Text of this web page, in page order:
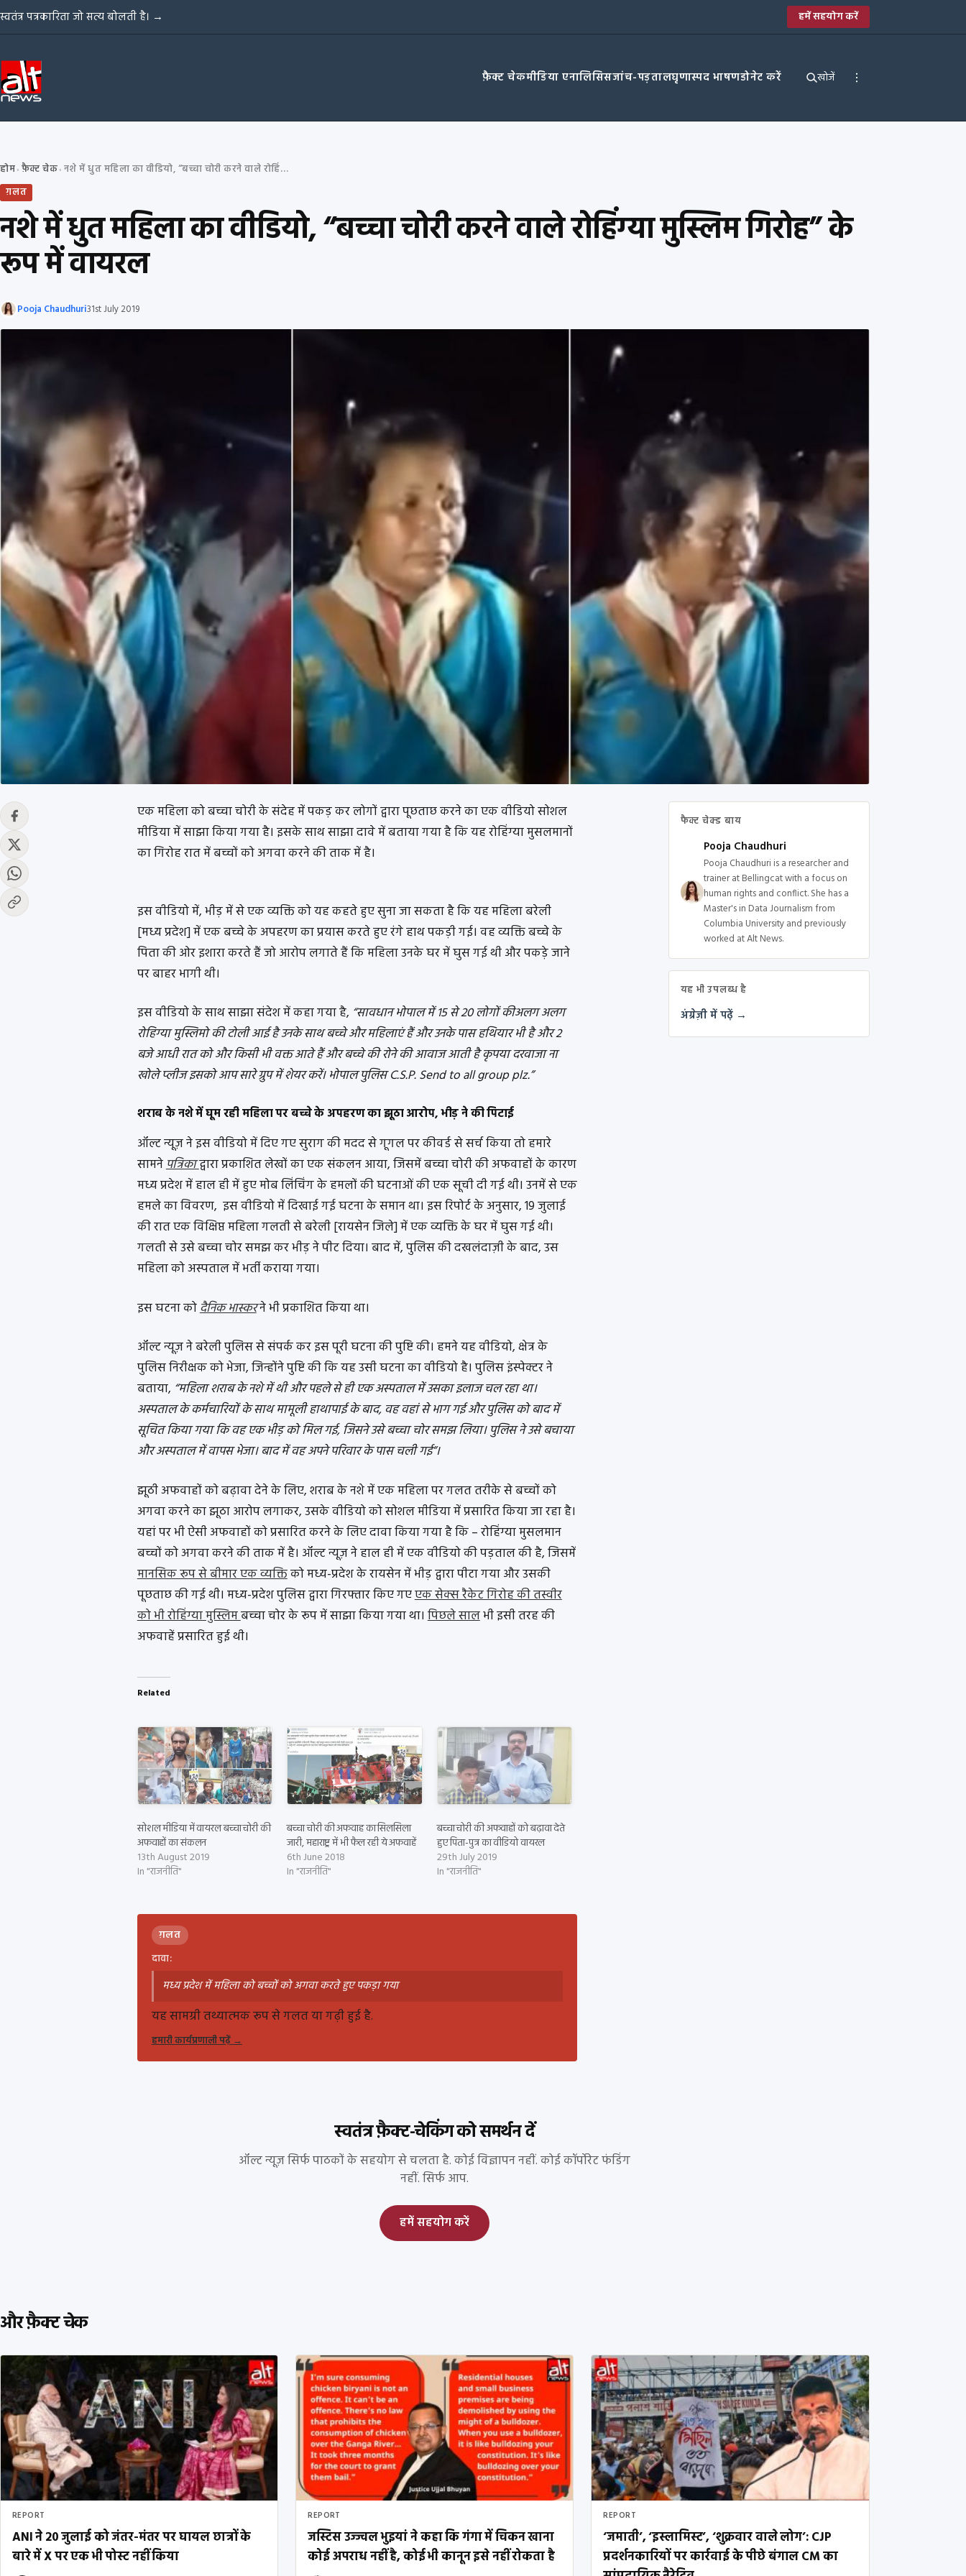
Skip to content
स्वतंत्र पत्रकारिता जो सत्य बोलती है। → हमें सहयोग करें
फ़ैक्ट चेकमीडिया एनालिसिसजांच-पड़तालघृणास्पद भाषणडोनेट करें खोजें
होम› फ़ैक्ट चेक›
नशे में धुत महिला का वीडियो, “बच्चा चोरी करने वाले रोहिंग्या मुस्लिम गिरोह” के रूप में वायरल
ग़लत
नशे में धुत महिला का वीडियो, “बच्चा चोरी करने वाले रोहिंग्या मुस्लिम गिरोह” के
रूप में वायरल
Pooja Chaudhuri31st July 2019
एक महिला को बच्चा चोरी के संदेह में पकड़ कर लोगों द्वारा पूछताछ करने का एक वीडियो सोशल
मीडिया में साझा किया गया है। इसके साथ साझा दावे में बताया गया है कि यह रोहिंग्या मुसलमानों
का गिरोह रात में बच्चों को अगवा करने की ताक में है।
इस वीडियो में, भीड़ में से एक व्यक्ति को यह कहते हुए सुना जा सकता है कि यह महिला बरेली
[मध्य प्रदेश] में एक बच्चे के अपहरण का प्रयास करते हुए रंगे हाथ पकड़ी गई। वह व्यक्ति बच्चे के
पिता की ओर इशारा करते हैं जो आरोप लगाते हैं कि महिला उनके घर में घुस गई थी और पकड़े जाने
पर बाहर भागी थी।
इस वीडियो के साथ साझा संदेश में कहा गया है, “सावधान भोपाल में 15 से 20 लोगों कीअलग अलग
रोहिग्या मुस्लिमो की टोली आई है उनके साथ बच्चे और महिलाएं हैं और उनके पास हथियार भी है और 2
बजे आधी रात को और किसी भी वक्त आते हैं और बच्चे की रोने की आवाज आती है कृपया दरवाजा ना
खोले प्लीज इसको आप सारे ग्रुप में शेयर करें। भोपाल पुलिस C.S.P. Send to all group plz.”
शराब के नशे में घूम रही महिला पर बच्चे के अपहरण का झूठा आरोप, भीड़ ने की पिटाई
ऑल्ट न्यूज़ ने इस वीडियो में दिए गए सुराग की मदद से गूगल पर कीवर्ड से सर्च किया तो हमारे
सामनेपत्रिकाद्वारा प्रकाशित लेखों का एक संकलन आया, जिसमें बच्चा चोरी की अफवाहों के कारण
मध्य प्रदेश में हाल ही में हुए मोब लिंचिंग के हमलों की घटनाओं की एक सूची दी गई थी। उनमें से एक
हमले का विवरण, इस वीडियो में दिखाई गई घटना के समान था। इस रिपोर्ट के अनुसार, 19 जुलाई
की रात एक विक्षिप्त महिला गलती से बरेली [रायसेन जिले] में एक व्यक्ति के घर में घुस गई थी।
गलती से उसे बच्चा चोर समझ कर भीड़ ने पीट दिया। बाद में, पुलिस की दखलंदाज़ी के बाद, उस
महिला को अस्पताल में भर्ती कराया गया।
इस घटना कोदैनिक भास्करने भी प्रकाशित किया था।
ऑल्ट न्यूज़ ने बरेली पुलिस से संपर्क कर इस पूरी घटना की पुष्टि की। हमने यह वीडियो, क्षेत्र के
पुलिस निरीक्षक को भेजा, जिन्होंने पुष्टि की कि यह उसी घटना का वीडियो है। पुलिस इंस्पेक्टर ने
बताया, “महिला शराब के नशे में थी और पहले से ही एक अस्पताल में उसका इलाज चल रहा था।
अस्पताल के कर्मचारियों के साथ मामूली हाथापाई के बाद, वह वहां से भाग गई और पुलिस को बाद में
सूचित किया गया कि वह एक भीड़ को मिल गई, जिसने उसे बच्चा चोर समझ लिया। पुलिस ने उसे बचाया
और अस्पताल में वापस भेजा। बाद में वह अपने परिवार के पास चली गई”।
झूठी अफवाहों को बढ़ावा देने के लिए, शराब के नशे में एक महिला पर गलत तरीके से बच्चों को
अगवा करने का झूठा आरोप लगाकर, उसके वीडियो को सोशल मीडिया में प्रसारित किया जा रहा है।
यहां पर भी ऐसी अफवाहों को प्रसारित करने के लिए दावा किया गया है कि – रोहिंग्या मुसलमान
बच्चों को अगवा करने की ताक में है। ऑल्ट न्यूज़ ने हाल ही में एक वीडियो की पड़ताल की है, जिसमें
मानसिक रूप से बीमार एक व्यक्तिको मध्य-प्रदेश के रायसेन में भीड़ द्वारा पीटा गया और उसकी
पूछताछ की गई थी। मध्य-प्रदेश पुलिस द्वारा गिरफ्तार किए गएएक सेक्स रैकेट गिरोह की तस्वीर
को भी रोहिंग्या मुस्लिमबच्चा चोर के रूप में साझा किया गया था।पिछले सालभी इसी तरह की
अफवाहें प्रसारित हुई थी।
Related
सोशल मीडिया में वायरल बच्चा चोरी की
अफवाहों का संकलन
13th August 2019
In "राजनीति"
बच्चा चोरी की अफवाह का सिलसिला
जारी, महाराष्ट्र में भी फैल रही ये अफवाहें
6th June 2018
In "राजनीति"
बच्चा चोरी की अफवाहों को बढ़ावा देते
हुए पिता-पुत्र का वीडियो वायरल
29th July 2019
In "राजनीति"
ग़लत
दावा:
मध्य प्रदेश में महिला को बच्चों को अगवा करते हुए पकड़ा गया
यह सामग्री तथ्यात्मक रूप से गलत या गढ़ी हुई है.
हमारी कार्यप्रणाली पढ़ें→
फैक्ट चेक्ड बाय
Pooja Chaudhuri
Pooja Chaudhuri is a researcher and
trainer at Bellingcat with a focus on
human rights and conflict. She has a
Master's in Data Journalism from
Columbia University and previously
worked at Alt News.
यह भी उपलब्ध है
अंग्रेज़ी में पढ़ें →
स्वतंत्र फ़ैक्ट-चेकिंग को समर्थन दें
ऑल्ट न्यूज़ सिर्फ पाठकों के सहयोग से चलता है. कोई विज्ञापन नहीं. कोई कॉर्पोरेट फंडिंग
नहीं. सिर्फ आप.
हमें सहयोग करें
और फ़ैक्ट चेक
REPORT
ANI ने 20 जुलाई को जंतर-मंतर पर घायल छात्रों के
बारे में X पर एक भी पोस्ट नहीं किया
REPORT
जस्टिस उज्ज्वल भुइयां ने कहा कि गंगा में चिकन खाना
कोई अपराध नहीं है, कोई भी कानून इसे नहीं रोकता है
REPORT
‘जमाती’, ‘इस्लामिस्ट’, ‘शुक्रवार वाले लोग’: CJP
प्रदर्शनकारियों पर कार्रवाई के पीछे बंगाल CM का